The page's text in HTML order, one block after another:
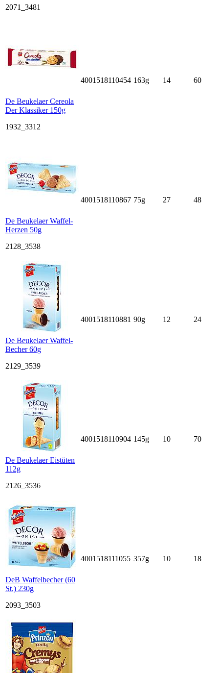
2071_3481
De Beukelaer Cereola
Der Klassiker 150g
1932_3312
4001518110454 163g 14 60
De Beukelaer Waffel-
Herzen 50g
2128_3538
4001518110867 75g 27 48
De Beukelaer Waffel-
Becher 60g
2129_3539
4001518110881 90g 12 24
De Beukelaer Eistüten
112g
2126_3536
4001518110904 145g 10 70
DeB Waffelbecher (60
St.) 230g
2093_3503
4001518111055 357g 10 18